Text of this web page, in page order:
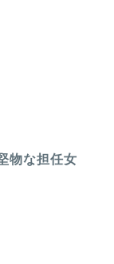
物な担任女